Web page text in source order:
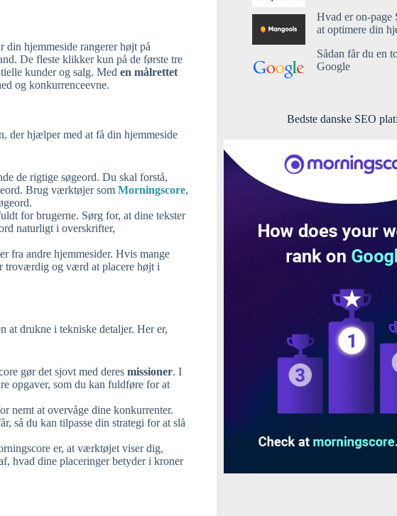
din hjemmeside rangerer højt på
De fleste klikker kun på de første tre
kunder og salg. Med en målrettet
og konkurrenceevne.
der hjælper med at få din hjemmeside
de rigtige søgeord. Du skal forstå,
Brug værktøjer som Morningscore,
for brugerne. Sørg for, at dine tekster
naturligt i overskrifter,
fra andre hjemmesider. Hvis mange
troværdig og værd at placere højt i
at drukne i tekniske detaljer. Her er,
gør det sjovt med deres missioner. I
opgaver, som du kan fuldføre for at
nemt at overvåge dine konkurrenter.
så du kan tilpasse din strategi for at slå
er, at værktøjet viser dig,
hvad dine placeringer betyder i kroner
Hvad er on-page
at optimere din
Sådan får du en
Google
Bedste danske SEO